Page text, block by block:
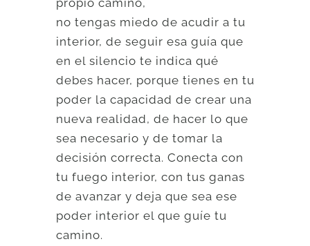
no tengas miedo de acudir a tu
interior, de seguir esa guía que
en el silencio te indica qué
debes hacer, porque tienes en tu
poder la capacidad de crear una
nueva realidad, de hacer lo que
sea necesario y de tomar la
decisión correcta. Conecta con
tu fuego interior, con tus ganas
de avanzar y deja que sea ese
poder interior el que guíe tu
camino.